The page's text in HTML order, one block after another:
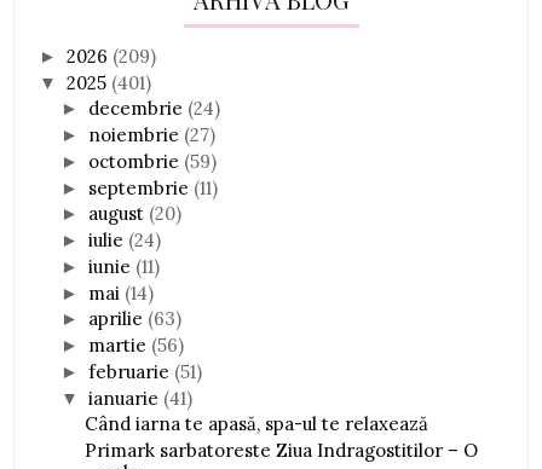
►2026 (209)
▼2025 (401)
► decembrie (24)
► noiembrie (27)
► octombrie (59)
► septembrie (11)
► august (20)
►iulie (24)
►iunie (11)
► mai (14)
► aprilie (63)
► martie (56)
►februarie (51)
▼ianuarie (41)
Când iarna te apasă, spa-ul te relaxează
Primark sarbatoreste Ziua Indragostitilor – O